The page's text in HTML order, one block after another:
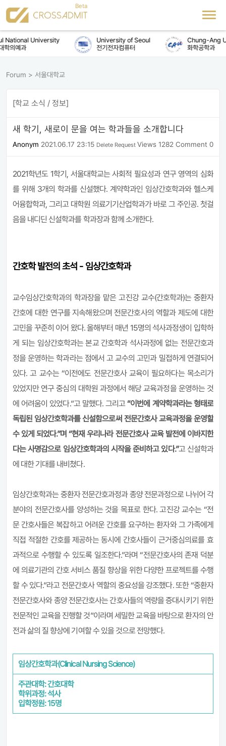
University
의예과
University of Seoul
전기전자컴퓨터
Chung-Ang
화학공학과
Forum > 서울대학교
[학교 소식 / 정보]
새 학기, 새로이 문을 여는 학과들을 소개합니다
Anonym 2021.06.17 23:15 Delete Request Views 1282 Comment 0
2021학년도 1학기, 서울대학교는 사회적 필요성과 연구 영역의 심화
를 위해 3개의 학과를 신설했다. 계약학과인 임상간호학과와 헬스케
어융합학과, 그리고 대학원 의료기기산업학과가 바로 그 주인공. 첫걸
음을 내디딘 신설학과를 학과장과 함께 소개한다.
간호학 발전의 초석 - 임상간호학과
교수임상간호학과의 학과장을 맡은 고진강 교수(간호학과)는 중환자
간호에 대한 연구를 지속해왔으며 전문간호사의 역할과 제도에 대한
고민을 꾸준히 이어 왔다. 올해부터 매년 15명의 석사과정생이 입학하
게 되는 임상간호학과는 본교 간호학과 석사과정에 없는 전문간호과
정을 운영하는 학과라는 점에서 고 교수의 고민과 밀접하게 연결되어
있다. 고 교수는 “이전에도 전문간호사 교육이 필요하다는 목소리가
있었지만 연구 중심의 대학원 과정에서 해당 교육과정을 운영하는 것
에 어려움이 있었다.”고 말했다. 그리고“이번에 계약학과라는 형태로
독립된 임상간호학과를 신설함으로써 전문간호사 교육과정을 운영할
수 있게 되었다.”며 “현재 우리나라 전문간호사 교육 발전에 이바지한
다는 사명감으로 임상간호학과의 시작을 준비하고 있다.”고 신설학과
에 대한 기대를 내비쳤다.
임상간호학과는 중환자 전문간호과정과 종양 전문과정으로 나뉘어 각
분야의 전문간호사를 양성하는 것을 목표로 한다. 고진강 교수는 “전
문 간호사들은 복잡하고 어려운 간호를 요구하는 환자와 그 가족에게
직접 적절한 간호를 제공하는 동시에 간호사들이 근거중심의료를 효
과적으로 수행할 수 있도록 일조한다.”라며 “전문간호사의 존재 덕분
에 의료기관의 간호 서비스 품질 향상을 위한 다양한 프로젝트를 수행
할 수 있다.”라고 전문간호사 역할의 중요성을 강조했다. 또한 “중환자
전문간호사와 종양 전문간호사는 간호사들의 역량을 증대시키기 위한
전문적인 교육을 진행할 것”이라며 세밀한 교육을 바탕으로 환자의 안
전과 삶의 질 향상에 기여할 수 있을 것으로 전망했다.
임상간호학과(Clinical Nursing Science)
주관대학: 간호대학
학위과정: 석사
입학정원: 15명